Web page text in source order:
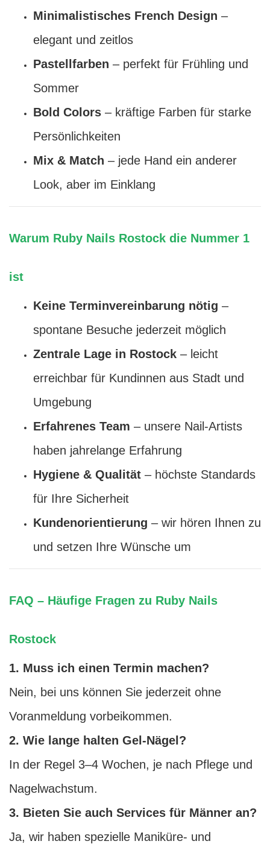
Minimalistisches French Design –
elegant und zeitlos
Pastellfarben – perfekt für Frühling und
Sommer
Bold Colors – kräftige Farben für starke
Persönlichkeiten
Mix & Match – jede Hand ein anderer
Look, aber im Einklang
Warum Ruby Nails Rostock die Nummer 1
ist
Keine Terminvereinbarung nötig –
spontane Besuche jederzeit möglich
Zentrale Lage in Rostock – leicht
erreichbar für Kundinnen aus Stadt und
Umgebung
Erfahrenes Team – unsere Nail-Artists
haben jahrelange Erfahrung
Hygiene & Qualität – höchste Standards
für Ihre Sicherheit
Kundenorientierung – wir hören Ihnen zu
und setzen Ihre Wünsche um
FAQ – Häufige Fragen zu Ruby Nails
Rostock
1. Muss ich einen Termin machen?
Nein, bei uns können Sie jederzeit ohne
Voranmeldung vorbeikommen.
2. Wie lange halten Gel-Nägel?
In der Regel 3–4 Wochen, je nach Pflege und
Nagelwachstum.
3. Bieten Sie auch Services für Männer an?
Ja, wir haben spezielle Maniküre- und